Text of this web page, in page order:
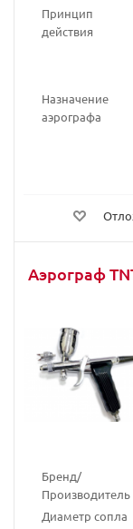
Принцип
действия
Назначение
аэрографа
Аэрограф
Бренд/
Производитель
Диаметр сопла